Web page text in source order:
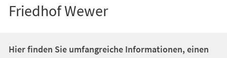
Friedhof Wewer
Hier finden Sie umfangreiche Informationen, einen